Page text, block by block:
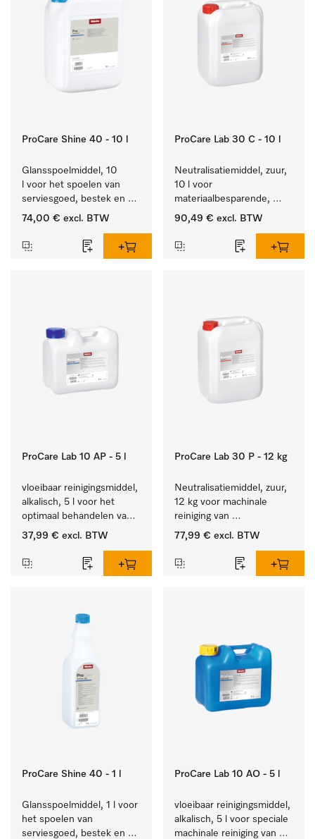
ProCare Shine 40 - 10 l
Glansspoelmiddel, 10
l voor het spoelen van
serviesgoed, bestek en
ideaal voor glazen.
74,00 € excl. BTW
ProCare Lab 30 C - 10 l
Neutralisatiemiddel, zuur,
10 l voor
materiaalbesparende,
machinale reiniging van
gerei.
90,49 € excl. BTW
ProCare Lab 10 AP - 5 l
vloeibaar reinigingsmiddel,
alkalisch, 5 l voor het
optimaal behandelen van
laboratoriumhulpstukken.
37,99 € excl. BTW
ProCare Lab 30 P - 12 kg
Neutralisatiemiddel, zuur,
12 kg voor machinale
reiniging van
laboratoriumglaswerk en -
77,99 € excl. BTW
ProCare Shine 40 - 1 l
Glansspoelmiddel, 1 l voor
het spoelen van
serviesgoed, bestek en
ProCare Lab 10 AO - 5 l
vloeibaar reinigingsmiddel,
alkalisch, 5 l voor speciale
machinale reiniging van